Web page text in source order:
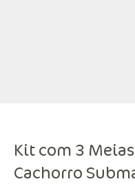
Kit com 3
Cachorro